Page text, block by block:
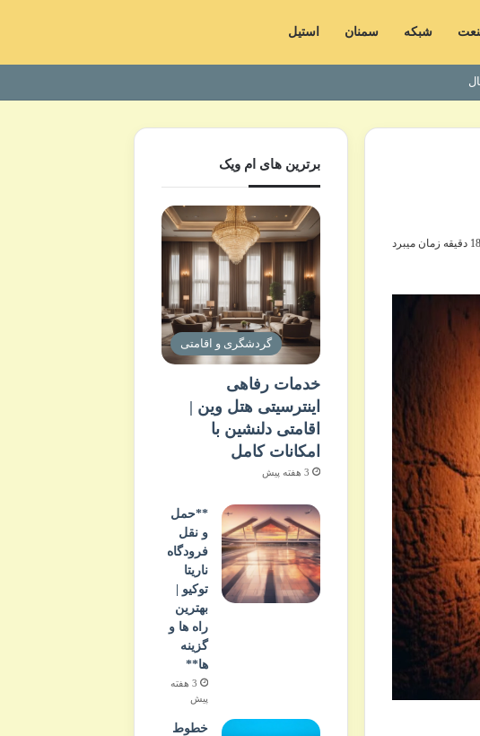
شبکه سمنان استیل
برترین های ام ویک
گردشگری و اقامتی
خدمات رفاهی
اینترسیتی هتل وین |
اقامتی دلنشین با
امکانات کامل
3 هفته پیش
**حمل
و نقل
فرودگاه
ناریتا
توکیو |
بهترین
راه ها و
گزینه
ها**
3 هفته
پیش
خطوط